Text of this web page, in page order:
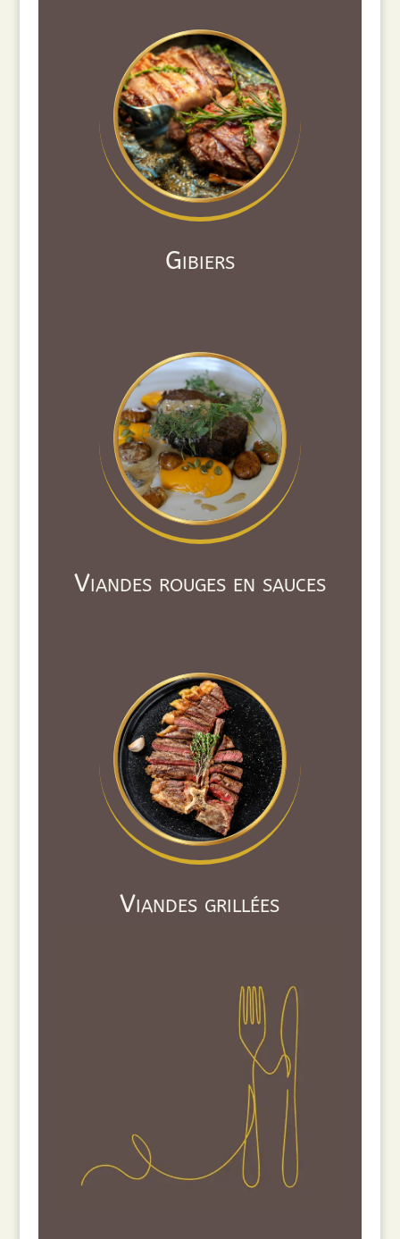
Gibiers
Viandes rouges en sauces
Viandes grillées